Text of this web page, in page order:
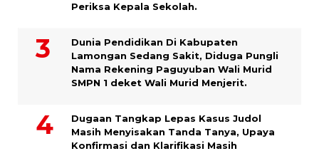
Periksa Kepala Sekolah.
Dunia Pendidikan Di Kabupaten
Lamongan Sedang Sakit, Diduga Pungli
Nama Rekening Paguyuban Wali Murid
SMPN 1 deket Wali Murid Menjerit.
Dugaan Tangkap Lepas Kasus Judol
Masih Menyisakan Tanda Tanya, Upaya
Konfirmasi dan Klarifikasi Masih